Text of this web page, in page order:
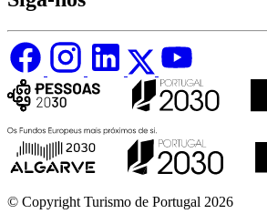
© Copyright Turismo de Portugal 2026